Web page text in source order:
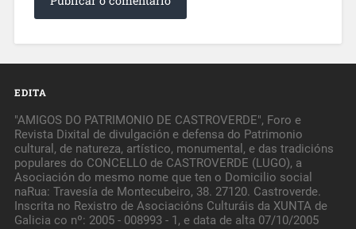
EDITA
"AMIGOS DO PATRIMONIO DE CASTROVERDE", Foro e
Revista Dixital de divulgación e defensa do Patrimonio
cultural, de natureza, artístico, monumental, e das tradicións
populares do CONCELLO de CASTROVERDE (LUGO), a
Asociación do mesmo nome que ten o Domicilio social
naRua: Travesía de Montecubeiro, 38. 27120. Castroverde.
Inscrita no Rexistro de Asociacións Culturáis da XUNTA de
Galicia co nº: 2005 - 008993 - 1, e data de alta 07/10/2005